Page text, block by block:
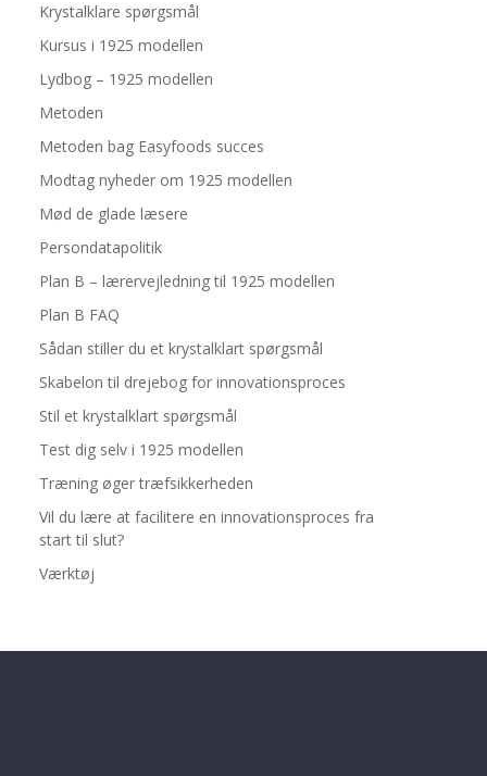
Krystalklare spørgsmål
Kursus i 1925 modellen
Lydbog – 1925 modellen
Metoden
Metoden bag Easyfoods succes
Modtag nyheder om 1925 modellen
Mød de glade læsere
Persondatapolitik
Plan B – lærervejledning til 1925 modellen
Plan B FAQ
Sådan stiller du et krystalklart spørgsmål
Skabelon til drejebog for innovationsproces
Stil et krystalklart spørgsmål
Test dig selv i 1925 modellen
Træning øger træfsikkerheden
Vil du lære at facilitere en innovationsproces fra
start til slut?
Værktøj